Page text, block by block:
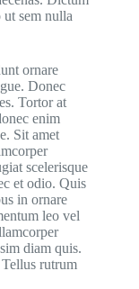
ut sem nulla
ornare
Donec
Tortor at
enim
Sit amet
scelerisque
et odio. Quis
in ornare
leo vel
diam quis.
rutrum